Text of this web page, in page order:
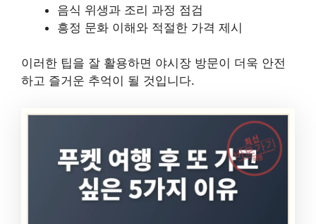
음식 위생과 조리 과정 점검
흥정 문화 이해와 적절한 가격 제시
이러한 팁을 잘 활용하면 야시장 방문이 더욱 안전
하고 즐거운 추억이 될 것입니다.
최신
바로가기
여행